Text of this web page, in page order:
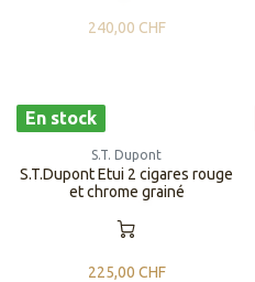
240,00 CHF
En stock
S.T. Dupont
S.T.Dupont Etui 2 cigares rouge
et chrome grainé
225,00 CHF